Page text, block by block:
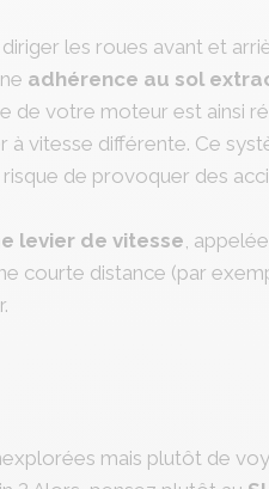
les roues avant et
adhérence au sol
de votre moteur est ainsi
à vitesse différente. Ce
de provoquer des
levier de vitesse ,
courte distance (par
mais plutôt de